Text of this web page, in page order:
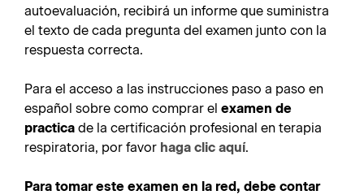
autoevaluación, recibirá un informe que suministra
el texto de cada pregunta del examen junto con la
respuesta correcta.
Para el acceso a las instrucciones paso a paso en
español sobre como comprar el examen de
practica de la certificación profesional en terapia
respiratoria, por favor haga clic aquí.
Para tomar este examen en la red, debe contar